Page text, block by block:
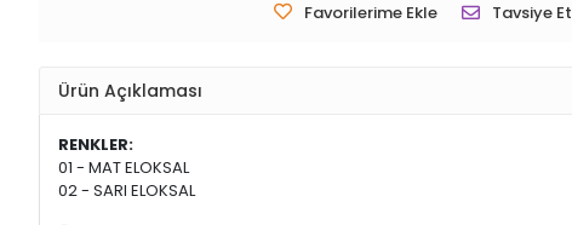
Favorilerime Ekle Tavsiye Et
Ürün Açıklaması
RENKLER:
01 - MAT ELOKSAL
02 - SARI ELOKSAL